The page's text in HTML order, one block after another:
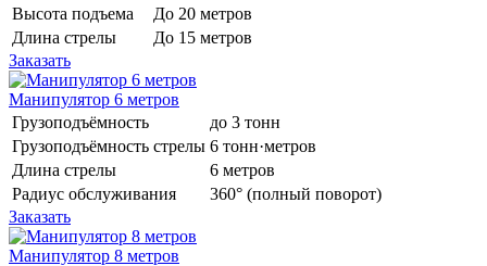
Высота подъема
До 20 метров
Длина стрелы
До 15 метров
Заказать
Манипулятор 6 метров
Грузоподъёмность
до 3 тонн
Грузоподъёмность стрелы 6 тонн·метров
Длина стрелы
6 метров
Радиус обслуживания
360° (полный поворот)
Заказать
Манипулятор 8 метров